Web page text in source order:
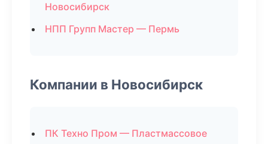
Новосибирск
НПП Групп Мастер — Пермь
Компании в Новосибирск
ПК Техно Пром — Пластмассовое